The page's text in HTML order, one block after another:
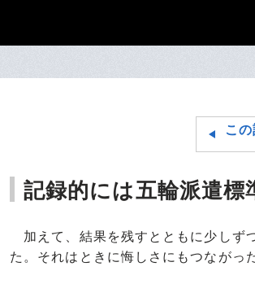
こ
記録的には五輪派遣標
加えて、結果を残すとともに少しず
た。それはときに悔しさにもつながっ